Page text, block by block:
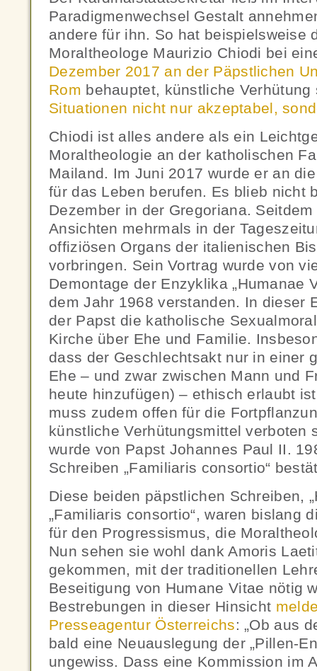
Paradigmenwechsel Gestalt
andere für ihn. So hat beispielsweise
Moraltheologe Maurizio Chiodi bei
Dezember 2017 an der Päpstlichen
Rom behauptet, künstliche
Situationen nicht nur akzeptabel,
Chiodi ist alles andere als ein
Moraltheologie an der katholischen
Mailand. Im Juni 2017 wurde er an
für das Leben berufen. Es blieb nicht
Dezember in der Gregoriana.
Ansichten mehrmals in der
offiziösen Organs der italienischen
vorbringen. Sein Vortrag wurde von
Demontage der Enzyklika „Humanae
dem Jahr 1968 verstanden. In dieser
der Papst die katholische
Kirche über Ehe und Familie.
dass der Geschlechtsakt nur in einer
Ehe – und zwar zwischen Mann und
heute hinzufügen) – ethisch erlaubt
muss zudem offen für die
künstliche Verhütungsmittel verboten
wurde von Papst Johannes Paul II.
Schreiben „Familiaris consortio“
Diese beiden päpstlichen Schreiben,
„Familiaris consortio“, waren bislang
für den Progressismus, die
Nun sehen sie wohl dank Amoris
gekommen, mit der traditionellen
Beseitigung von Humane Vitae nötig
Bestrebungen in dieser Hinsicht
Presseagentur Österreichs: „Ob aus
bald eine Neuauslegung der „Pillen-
ungewiss. Dass eine Kommission im